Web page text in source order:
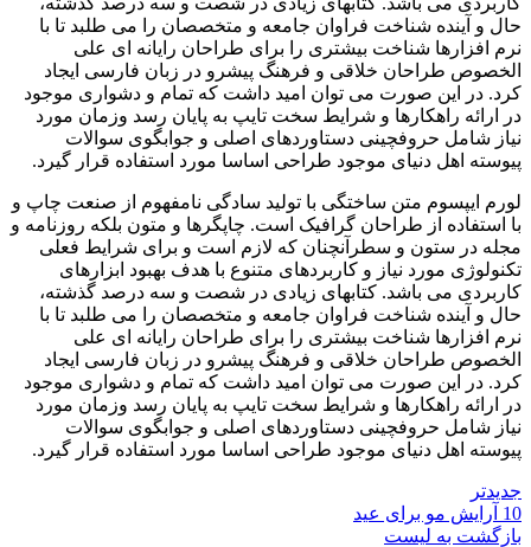
حال و آینده شناخت فراوان جامعه و متخصصان را می طلبد تا با
نرم افزارها شناخت بیشتری را برای طراحان رایانه ای علی
الخصوص طراحان خلاقی و فرهنگ پیشرو در زبان فارسی ایجاد
کرد. در این صورت می توان امید داشت که تمام و دشواری موجود
در ارائه راهکارها و شرایط سخت تایپ به پایان رسد وزمان مورد
نیاز شامل حروفچینی دستاوردهای اصلی و جوابگوی سوالات
پیوسته اهل دنیای موجود طراحی اساسا مورد استفاده قرار گیرد.
لورم ایپسوم متن ساختگی با تولید سادگی نامفهوم از صنعت چاپ و
با استفاده از طراحان گرافیک است. چاپگرها و متون بلکه روزنامه و
مجله در ستون و سطرآنچنان که لازم است و برای شرایط فعلی
تکنولوژی مورد نیاز و کاربردهای متنوع با هدف بهبود ابزارهای
کاربردی می باشد. کتابهای زیادی در شصت و سه درصد گذشته،
حال و آینده شناخت فراوان جامعه و متخصصان را می طلبد تا با
نرم افزارها شناخت بیشتری را برای طراحان رایانه ای علی
الخصوص طراحان خلاقی و فرهنگ پیشرو در زبان فارسی ایجاد
کرد. در این صورت می توان امید داشت که تمام و دشواری موجود
در ارائه راهکارها و شرایط سخت تایپ به پایان رسد وزمان مورد
نیاز شامل حروفچینی دستاوردهای اصلی و جوابگوی سوالات
پیوسته اهل دنیای موجود طراحی اساسا مورد استفاده قرار گیرد.
جدیدتر
10 آرایش مو برای عید
بازگشت به لیست